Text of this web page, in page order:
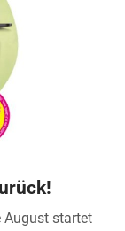
August startet